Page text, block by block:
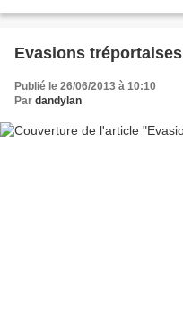
Evasions tréportaises
Publié le 26/06/2013 à 10:10
Par dandylan